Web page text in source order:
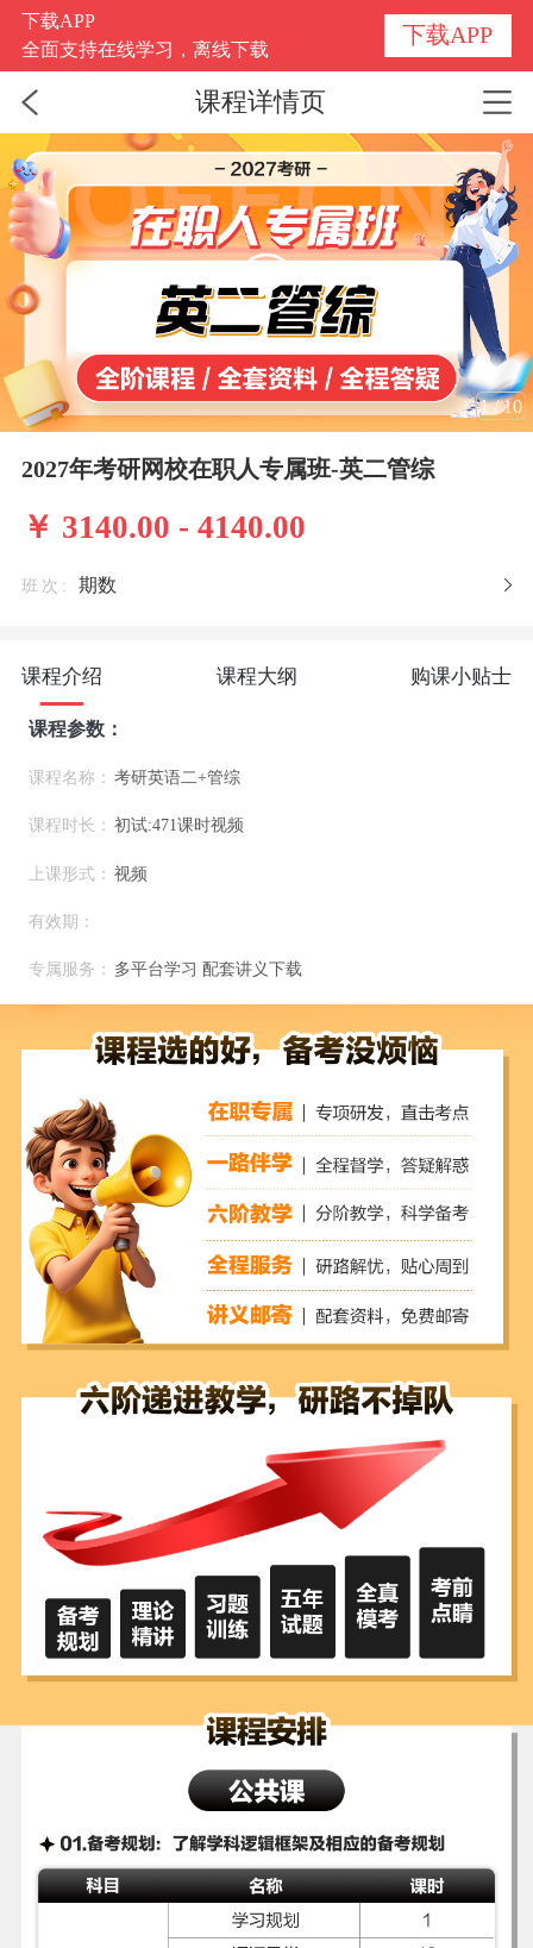
下载APP
全面支持在线学习，离线下载
下载APP
课程详情页
1/10
2027年考研网校在职人专属班-英二管综
￥ 3140.00 - 4140.00
班次: 期数
课程介绍 课程大纲 购课小贴士
课程参数：
课程名称： 考研英语二+管综
课程时长： 初试:471课时视频
上课形式： 视频
有效期：
专属服务： 多平台学习 配套讲义下载